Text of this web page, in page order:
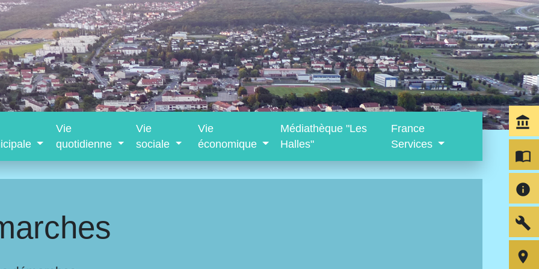
Vie
quotidienne
Vie
sociale
Vie
économique
Médiathèque "Les
Halles"
France
Services
account_balance
import_contacts
info
build
room